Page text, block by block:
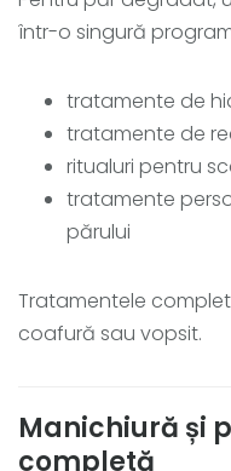
într-o singură
tratamente de
tratamente de
ritualuri pentru
tratamente
părului
Tratamentele
coafură sau vopsit.
Manichiură și
completă